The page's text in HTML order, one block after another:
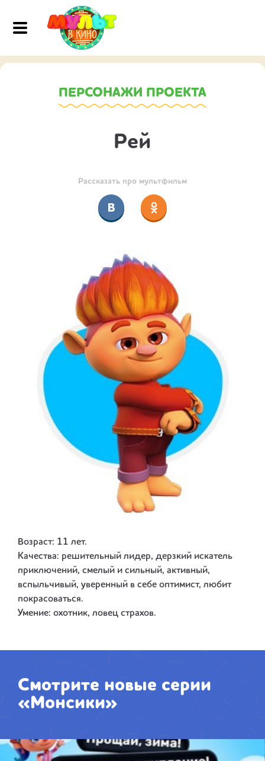
ПЕРСОНАЖИ ПРОЕКТА
Рей
Рассказать про мультфильм
Возраст: 11 лет.
Качества: решительный лидер, дерзкий искатель
приключений, смелый и сильный, активный,
вспыльчивый, уверенный в себе оптимист, любит
покрасоваться.
Умение: охотник, ловец страхов.
Смотрите новые серии
«Монсики»